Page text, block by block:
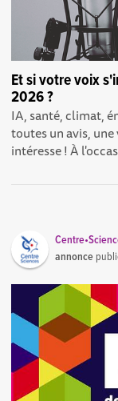
Et si votre voix
2026 ?
IA, santé, climat,
toutes un avis,
intéresse ! À
annonce